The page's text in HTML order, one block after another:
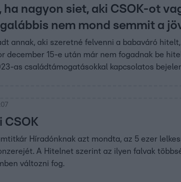
ha nagyon siet, aki CSOK-ot
nem mond semmit a
annak, aki szeretné felvenni a babaváró
december 15-e után már nem fogadnak be
as családtámogatásokkal kapcsolatos
CSOK
Híradónknak azt mondta, az 5 ezer
A Hitelnet szerint az ilyen falvak
változni fog.